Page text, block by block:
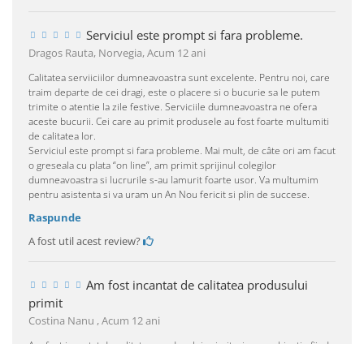
Serviciul este prompt si fara probleme.
Dragos Rauta, Norvegia,Acum 12 ani
Calitatea serviiciilor dumneavoastra sunt excelente. Pentru noi, care
traim departe de cei dragi, este o placere si o bucurie sa le putem
trimite o atentie la zile festive. Serviciile dumneavoastra ne ofera
aceste bucurii. Cei care au primit produsele au fost foarte multumiti
de calitatea lor.
Serviciul este prompt si fara probleme. Mai mult, de câte ori am facut
o greseala cu plata “on line”, am primit sprijinul colegilor
dumneavoastra si lucrurile s-au lamurit foarte usor. Va multumim
pentru asistenta si va uram un An Nou fericit si plin de succese.
Raspunde
A fost util acest review?
Am fost incantat de calitatea produsului
primit
Costina Nanu ,Acum 12 ani